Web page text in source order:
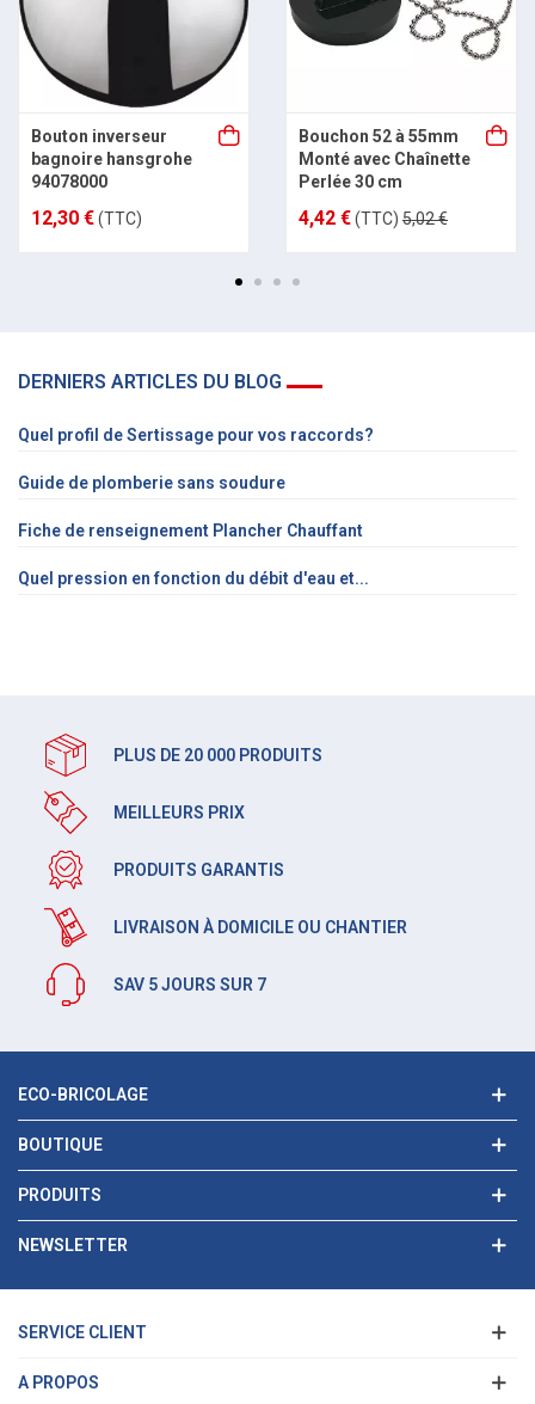
Bouton inverseur
bagnoire hansgrohe
94078000
12,30 €(TTC)
Bouchon 52 à 55mm
Monté avec Chaînette
Perlée 30 cm
4,42 €(TTC) 5,02 €
DERNIERS ARTICLES DU BLOG
Quel profil de Sertissage pour vos raccords?
Guide de plomberie sans soudure
Fiche de renseignement Plancher Chauffant
Quel pression en fonction du débit d'eau et...
PLUS DE 20 000 PRODUITS
MEILLEURS PRIX
PRODUITS GARANTIS
LIVRAISON À DOMICILE OU CHANTIER
SAV 5 JOURS SUR 7
ECO-BRICOLAGE
BOUTIQUE
PRODUITS
NEWSLETTER
SERVICE CLIENT
A PROPOS